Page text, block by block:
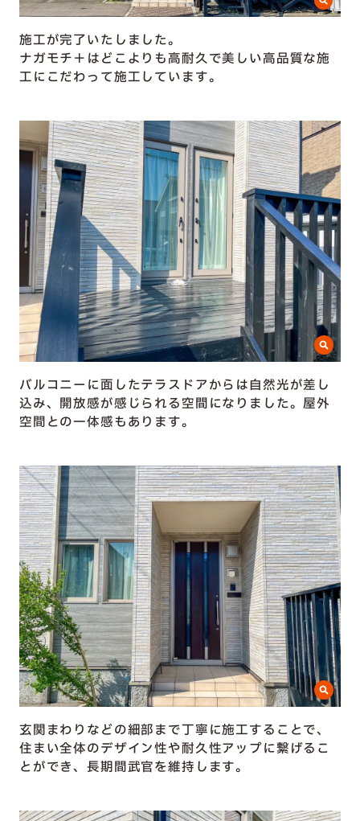
施工が完了いたしました。
ナガモチ＋はどこよりも高耐久で美しい高品質な施
工にこだわって施工しています。
バルコニーに面したテラスドアからは自然光が差し
込み、開放感が感じられる空間になりました。屋外
空間との一体感もあります。
玄関まわりなどの細部まで丁寧に施工することで、
住まい全体のデザイン性や耐久性アップに繋げるこ
とができ、長期間武官を維持します。